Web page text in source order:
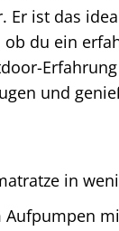
ist das
ob du ein
und
in